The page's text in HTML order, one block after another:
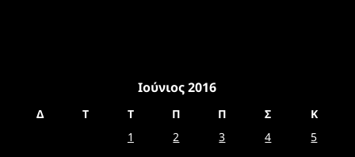
Ιούνιος 2016
Δ Τ Τ Π Π Σ
Κ
1
2 3 4
5